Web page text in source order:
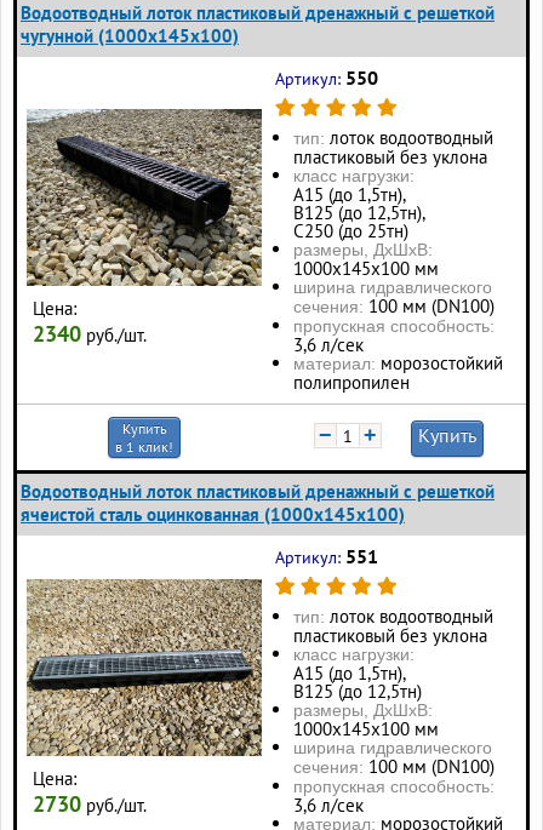
Водоотводный лоток пластиковый дренажный с решеткой
чугунной (1000x145x100)
Цена:
2340 руб./шт.
Артикул: 550
тип: лоток водоотводный
пластиковый без уклона
класс нагрузки:
А15 (до 1,5тн),
В125 (до 12,5тн),
С250 (до 25тн)
размеры, ДхШхВ:
1000х145х100 мм
ширина гидравлического
сечения: 100 мм (DN100)
пропускная способность:
3,6 л/сек
материал: морозостойкий
полипропилен
Купить
в 1 клик!
− + Купить
Водоотводный лоток пластиковый дренажный с решеткой
ячеистой сталь оцинкованная (1000x145x100)
Цена:
2730 руб./шт.
Артикул: 551
тип: лоток водоотводный
пластиковый без уклона
класс нагрузки:
А15 (до 1,5тн),
В125 (до 12,5тн)
размеры, ДхШхВ:
1000х145х100 мм
ширина гидравлического
сечения: 100 мм (DN100)
пропускная способность:
3,6 л/сек
материал: морозостойкий